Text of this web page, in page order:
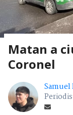
Matan a
Coronel